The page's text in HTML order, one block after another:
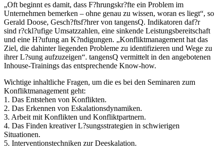
„Oft beginnt es damit, dass F?hrungskr?fte ein Problem im
Unternehmen bemerken – ohne genau zu wissen, woran es liegt“, so
Gerald Doose, Gesch?ftsf?hrer von tangensQ. Indikatoren daf?r
sind r?ckl?ufige Umsatzzahlen, eine sinkende Leistungsbereitschaft
und eine H?ufung an K?ndigungen. „Konfliktmanagement hat das
Ziel, die dahinter liegenden Probleme zu identifizieren und Wege zu
ihrer L?sung aufzuzeigen“. tangensQ vermittelt in den angebotenen
Inhouse-Trainings das entsprechende Know-how.
Wichtige inhaltliche Fragen, um die es bei den Seminaren zum
Konfliktmanagement geht:
1. Das Entstehen von Konflikten.
2. Das Erkennen von Eskalationsdynamiken.
3. Arbeit mit Konflikten und Konfliktpartnern.
4. Das Finden kreativer L?sungsstrategien in schwierigen
Situationen.
5. Interventionstechniken zur Deeskalation.